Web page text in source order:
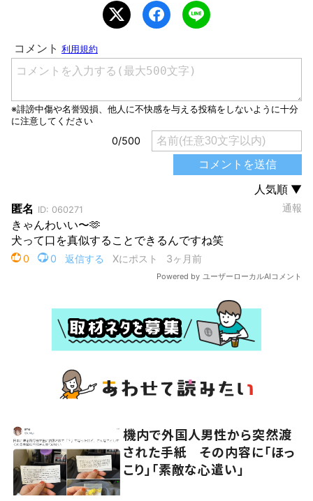
機内で外国人男性から突然渡
された手紙 その内容に「ほっ
こり」「素敵な心遣い」